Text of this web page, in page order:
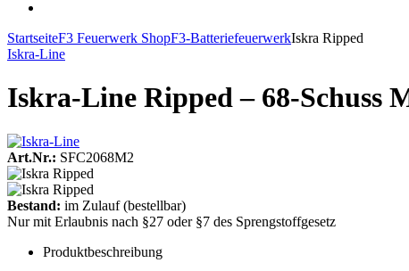
StartseiteF3 Feuerwerk ShopF3-BatteriefeuerwerkIskra Ripped
Iskra-Line
Iskra-Line Ripped – 68-
Art.Nr.: SFC2068M2
Bestand: im Zulauf(bestellbar)
Nur mit Erlaubnis nach §27 oder §7 des Sprengstoffgesetz
Produktbeschreibung